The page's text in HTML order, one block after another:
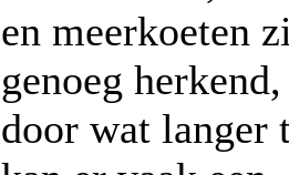
en meerkoeten
genoeg
door wat langer